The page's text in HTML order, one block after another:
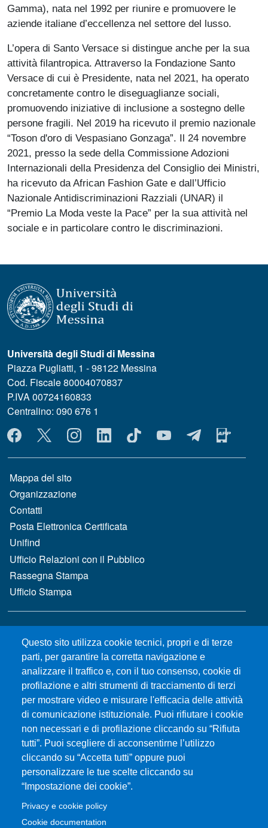
Gamma), nata nel 1992 per riunire e promuovere le
aziende italiane d’eccellenza nel settore del lusso.
L’opera di Santo Versace si distingue anche per la sua
attività filantropica. Attraverso la Fondazione Santo
Versace di cui è Presidente, nata nel 2021, ha operato
concretamente contro le diseguaglianze sociali,
promuovendo iniziative di inclusione a sostegno delle
persone fragili. Nel 2019 ha ricevuto il premio nazionale
“Toson d'oro di Vespasiano Gonzaga”. Il 24 novembre
2021, presso la sede della Commissione Adozioni
Internazionali della Presidenza del Consiglio dei Ministri,
ha ricevuto da African Fashion Gate e dall’Ufficio
Nazionale Antidiscriminazioni Razziali (UNAR) il
“Premio La Moda veste la Pace” per la sua attività nel
sociale e in particolare contro le discriminazioni.
Questo sito utilizza cookie tecnici, propri e di terze
parti, per garantire la corretta navigazione e
analizzare il traffico e, con il tuo consenso, cookie di
profilazione e altri strumenti di tracciamento di terzi
per mostrare video e misurare l'efficacia delle attività
di comunicazione istituzionale. Puoi rifiutare i cookie
non necessari e di profilazione cliccando su “Rifiuta
tutti”. Puoi scegliere di acconsentirne l’utilizzo
cliccando su “Accetta tutti” oppure puoi
personalizzare le tue scelte cliccando su
“Impostazione dei cookie”.
Privacy e cookie policy
Cookie documentation
Università degli Studi di Messina
Piazza Pugliatti, 1 - 98122 Messina
Cod. Fiscale 80004070837
P.IVA 00724160833
Centralino: 090 676 1
MENÙ SOCIAL
MENÙ FOOTER 1
Mappa del sito
Organizzazione
Contatti
Posta Elettronica Certificata
Unifind
Ufficio Relazioni con il Pubblico
Rassegna Stampa
Ufficio Stampa
MENÙ FOOTER 2
Gare d'appalto
Albo online
CIAM - Servizi Informatici
Brand Identity
Elenco siti tematici
Servizi per Disabilità e DSA
Sostieni Unime
Performance - trasparenza
Amministrazione trasparente
Note Legali